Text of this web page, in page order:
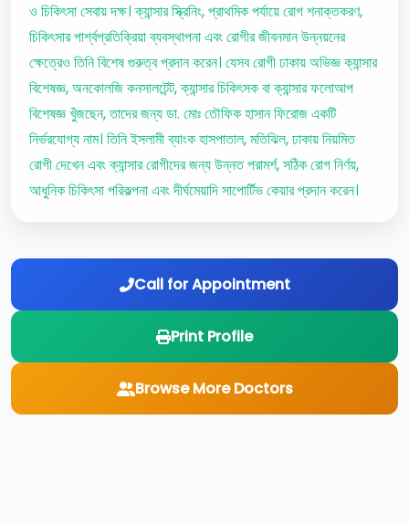
ও চিকিৎসা সেবায় দক্ষ। ক্যান্সার স্ক্রিনিং, প্রাথমিক পর্যায়ে রোগ শনাক্তকরণ,
চিকিৎসার পার্শ্বপ্রতিক্রিয়া ব্যবস্থাপনা এবং রোগীর জীবনমান উন্নয়নের
ক্ষেত্রেও তিনি বিশেষ গুরুত্ব প্রদান করেন। যেসব রোগী ঢাকায় অভিজ্ঞ ক্যান্সার
বিশেষজ্ঞ, অনকোলজি কনসালটেন্ট, ক্যান্সার চিকিৎসক বা ক্যান্সার ফলোআপ
বিশেষজ্ঞ খুঁজছেন, তাদের জন্য ডা. মোঃ তৌফিক হাসান ফিরোজ একটি
নির্ভরযোগ্য নাম। তিনি ইসলামী ব্যাংক হাসপাতাল, মতিঝিল, ঢাকায় নিয়মিত
রোগী দেখেন এবং ক্যান্সার রোগীদের জন্য উন্নত পরামর্শ, সঠিক রোগ নির্ণয়,
আধুনিক চিকিৎসা পরিকল্পনা এবং দীর্ঘমেয়াদি সাপোর্টিভ কেয়ার প্রদান করেন।
Call for Appointment
Print Profile
Browse More Doctors